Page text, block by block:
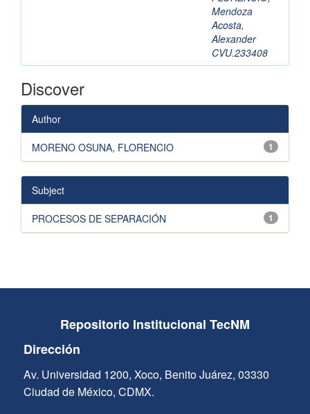
Mendoza
Acosta,
Alexander
CVU.233408
Discover
Author
1
MORENO OSUNA, FLORENCIO
Subject
1
PROCESOS DE SEPARACIÓN
Repositorio Institucional TecNM
Dirección
Av. Universidad 1200, Xoco, Benito Juárez, 03330
Ciudad de México, CDMX.